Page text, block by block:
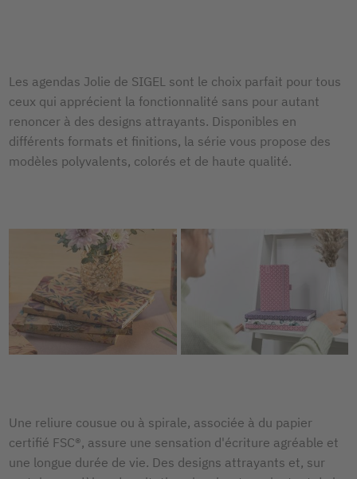
Les agendas Jolie de SIGEL sont le choix parfait pour tous
ceux qui apprécient la fonctionnalité sans pour autant
renoncer à des designs attrayants. Disponibles en
différents formats et finitions, la série vous propose des
modèles polyvalents, colorés et de haute qualité.
Une reliure cousue ou à spirale, associée à du papier
certifié FSC®, assure une sensation d'écriture agréable et
une longue durée de vie. Des designs attrayants et, sur